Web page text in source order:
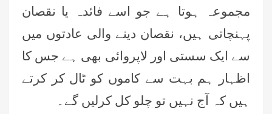
مجموعہ ہوتا ہے جو اسے فائدہ یا نقصان
پہنچاتی ہیں، نقصان دینے والی عادتوں میں
سے ایک سستی اور لاپروائی بھی ہے جس کا
اظہار ہم بہت سے کاموں کو ٹال کر کرتے
ہیں کہ آج نہیں تو چلو کل کرلیں گے۔